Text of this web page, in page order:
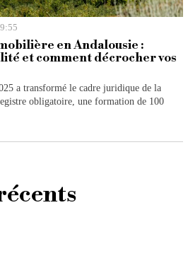
en Andalousie :
et comment décrocher vos
a transformé le cadre juridique de la
obligatoire, une formation de 100